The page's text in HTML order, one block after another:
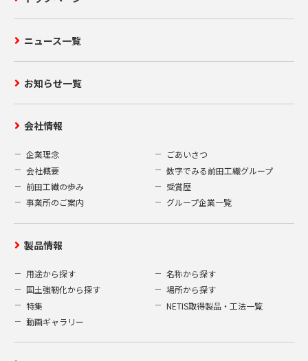
ニュース一覧
お知らせ一覧
会社情報
企業理念
ごあいさつ
会社概要
数字でみる前田工繊グループ
前田工繊の歩み
受賞歴
事業所のご案内
グループ企業一覧
製品情報
用途から探す
名称から探す
国土強靭化から探す
場所から探す
特集
NETIS取得製品・工法一覧
動画ギャラリー